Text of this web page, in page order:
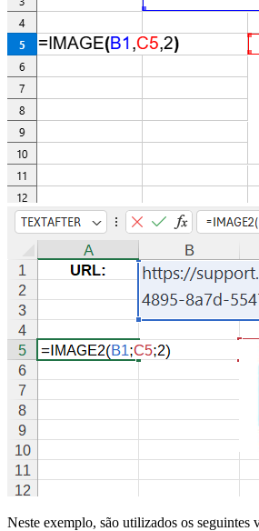
Neste exemplo, são utilizados os seguintes